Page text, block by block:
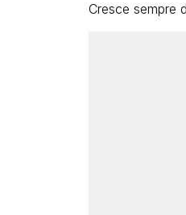
Cresce sempre